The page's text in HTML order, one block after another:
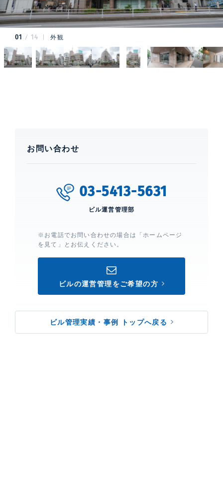
01 14 外観
お問い合わせ
03-5413-5631
ビル運営管理部
※お電話でお問い合わせの場合は「ホームページ
を見て」とお伝えください。
ビルの運営管理をご希望の方
ビル管理実績・事例 トップへ戻る